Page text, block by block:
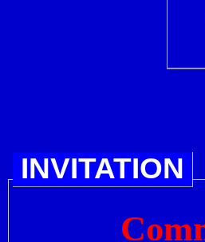
INVITATION